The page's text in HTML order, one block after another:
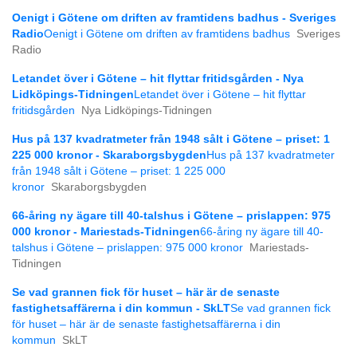
Oenigt i Götene om driften av framtidens badhus - Sveriges
RadioOenigt i Götene om driften av framtidens badhus Sveriges
Radio
Letandet över i Götene – hit flyttar fritidsgården - Nya
Lidköpings-Tidningen Letandet över i Götene – hit flyttar
fritidsgården
Nya Lidköpings-Tidningen
Hus på 137 kvadratmeter från 1948 sålt i Götene – priset: 1
225 000 kronor - Skaraborgsbygden Hus på 137 kvadratmeter
från 1948 sålt i Götene – priset: 1 225 000
kronor Skaraborgsbygden
66-åring ny ägare till 40-talshus i Götene – prislappen: 975
000 kronor - Mariestads-Tidningen66-åring ny ägare till 40-
talshus i Götene – prislappen: 975 000 kronor
Mariestads-
Tidningen
Se vad grannen fick för huset – här är de senaste
fastighetsaffärerna i din kommun - SkLTSe vad grannen fick
för huset – här är de senaste fastighetsaffärerna i din
kommun
SkLT